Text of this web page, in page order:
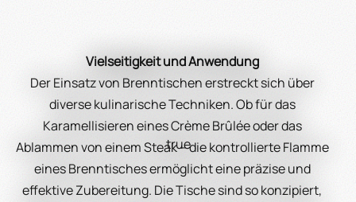
Vielseitigkeit und Anwendung
Der Einsatz von Brenntischen erstreckt sich über
diverse kulinarische Techniken. Ob für das
Karamellisieren eines Crème Brûlée oder das
Ablammen von einem Steak – die kontrollierte Flamme
eines Brenntisches ermöglicht eine präzise und
effektive Zubereitung. Die Tische sind so konzipiert,
true